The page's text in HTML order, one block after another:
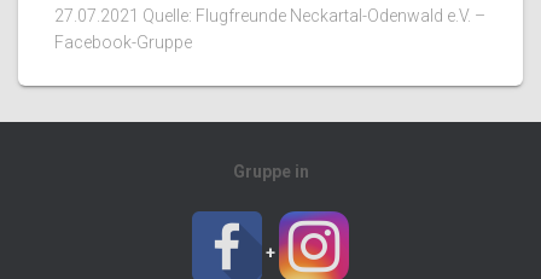
27.07.2021 Quelle: Flugfreunde Neckartal-Odenwald e.V. –
Facebook-Gruppe
Gruppe in
+